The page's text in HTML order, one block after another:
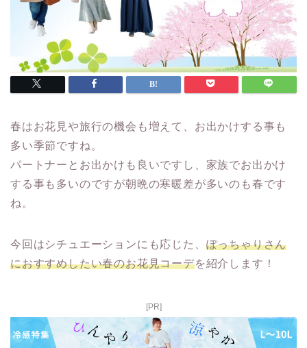
春はお花見や旅行の機会も増えて、お出かけする事も
多い季節ですね。
パートナーとお出かけも良いですし、家族でお出かけ
する事も多いのですが朝晩の寒暖差が多いのも春です
ね。
今回はシチュエーションにも応じた、 ぽっちゃりさん
におすすめしたい春のお花見コーデを紹介します！
[PR]